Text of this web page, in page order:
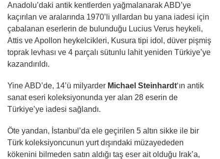
Anadolu’daki antik kentlerden yağmalanarak ABD’ye
kaçırılan ve aralarında 1970’li yıllardan bu yana iadesi için
çabalanan eserlerin de bulunduğu Lucius Verus heykeli,
Attis ve Apollon heykelcikleri, Kusura tipi idol, düver pişmiş
toprak levhası ve 4 parçalı sütunlu lahit yeniden Türkiye’ye
kazandırıldı.
Yine ABD’de, 14’ü milyarder Michael Steinhardt‘ın antik
sanat eseri koleksiyonunda yer alan 28 eserin de
Türkiye’ye iadesi sağlandı.
Öte yandan, İstanbul’da ele geçirilen 5 altın sikke ile bir
Türk koleksiyoncunun yurt dışındaki müzayededen
kökenini bilmeden satın aldığı taş eser ait olduğu Irak’a,